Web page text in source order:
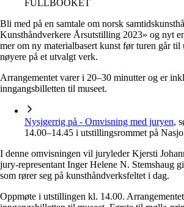
FULLBOOKET
Bli med på en samtale om norsk
Kunsthåndverkere Årsutstilling 2023» og nyt
mer om ny materialbasert kunst før turen går til
nøyere på et utvalgt verk.
Arrangementet varer i 20–30 minutter og er
inngangsbilletten til museet.
Nysjgerrig på - Omvisning med juryen,
14.00–14.45 i utstillingsrommet på
I denne omvisningen vil juryleder Kjersti
jury-representant Inger Helene N. Stemshaug
som rører seg på kunsthåndverksfeltet i dag.
Oppmøte i utstillingen kl. 14.00.